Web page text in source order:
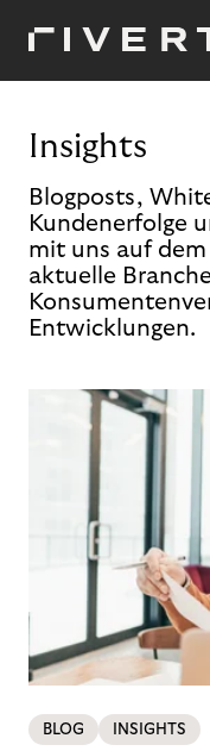
Insights
Blogposts,
Kundenerfolge
mit uns auf
aktuelle
Entwicklungen.
BLOG INSIGHTS